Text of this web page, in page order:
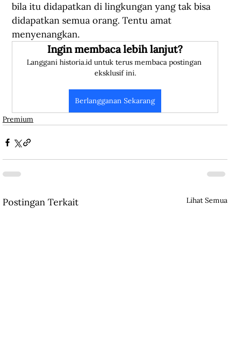
bila itu didapatkan di lingkungan yang tak bisa
didapatkan semua orang. Tentu amat
menyenangkan.
Ingin membaca lebih lanjut?
Langgani historia.id untuk terus membaca postingan
eksklusif ini.
Berlangganan Sekarang
Premium
Postingan Terkait Lihat Semua